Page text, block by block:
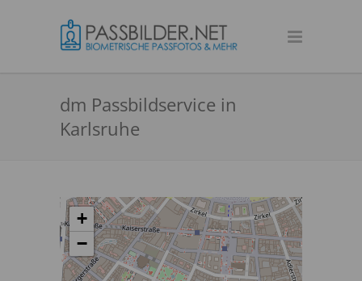
dm Passbildservice in
Karlsruhe
+
−